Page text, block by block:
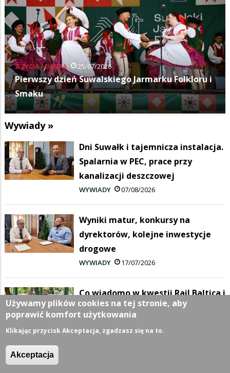
KULTURA 11/07/2026
Budka Suflera zagrała na Suwałki Blues Festival
Wywiady »
Dni Suwałk i tajemnicza instalacja.
Spalarnia w PEC, prace przy
kanalizacji deszczowej
WYWIADY 07/08/2026
Wyniki matur, konkursy na
dyrektorów, kolejne inwestycje
drogowe
WYWIADY 17/07/2026
Co wiadomo w kwestii Rail Baltica i
DK8? Zielone inwestycje i koniec
roku szkolnego
WYWIADY 26/06/2026
Używamy plików cookies na tej stronie, aby
poprawić komfort użytkowania
Klikając przycisk Akceptacja, zgadzasz się na to.
Akceptacja